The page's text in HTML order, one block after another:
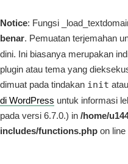
Notice: Fungsi
benar. Pemuatan terjemahan
dini. Ini biasanya merupakan
plugin atau tema yang
dimuat pada tindakan init
di WordPress untuk informasi
pada versi 6.7.0.) in /home/
includes/functions.php on line